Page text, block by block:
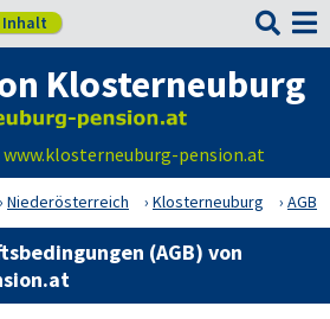
Inhalt 
Klosterneuburg
www.klosterneuburg-pension.at
Niederösterreich Klosterneuburg AGB
(AGB) von